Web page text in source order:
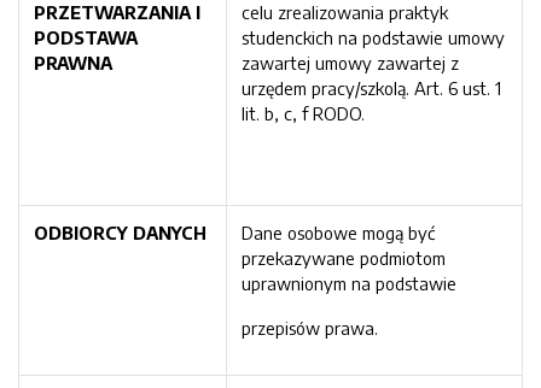
PRZETWARZANIA I
PODSTAWA
PRAWNA
celu zrealizowania praktyk
studenckich na podstawie umowy
zawartej umowy zawartej z
urzędem pracy/szkolą. Art. 6 ust. 1
lit. b, c, f RODO.
ODBIORCY DANYCH
Dane osobowe mogą być
przekazywane podmiotom
uprawnionym na podstawie
przepisów prawa.